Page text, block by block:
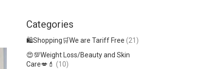
Categories
🛍️Shopping🛒We are Tariff Free (21)
😍💯Weight Loss/Beauty and Skin
Care💋💄 (10)